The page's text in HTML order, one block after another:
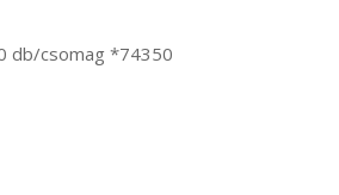
db/csomag *74350